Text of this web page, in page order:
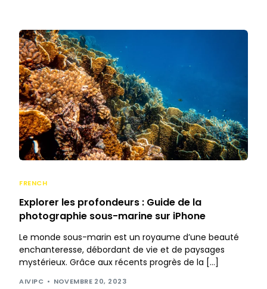
FRENCH
Explorer les profondeurs : Guide de la
photographie sous-marine sur iPhone
Le monde sous-marin est un royaume d’une beauté
enchanteresse, débordant de vie et de paysages
mystérieux. Grâce aux récents progrès de la […]
AIVIPC NOVEMBRE 20, 2023